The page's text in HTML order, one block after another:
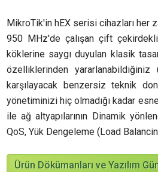
MikroTik'in hEX serisi cihazları her
950 MHz'de çalışan çift
köklerine saygı duyulan klasik
özelliklerinden
karşılayacak benzersiz teknik
yönetiminizi hiç olmadığı kadar
ile ağ altyapılarının Dinamik
QoS, Yük Dengeleme (Load
Ürün Dökümanları ve Yazılım